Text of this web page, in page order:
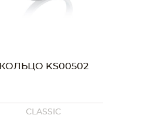
КОЛЬЦО KS00502
CLASSIC